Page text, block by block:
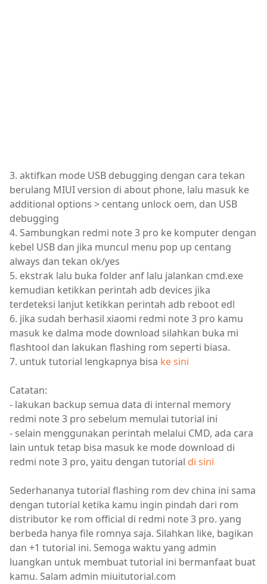
3. aktifkan mode USB debugging dengan cara tekan
berulang MIUI version di about phone, lalu masuk ke
additional options > centang unlock oem, dan USB
debugging
4. Sambungkan redmi note 3 pro ke komputer dengan
kebel USB dan jika muncul menu pop up centang
always dan tekan ok/yes
5. ekstrak lalu buka folder anf lalu jalankan cmd.exe
kemudian ketikkan perintah adb devices jika
terdeteksi lanjut ketikkan perintah adb reboot edl
6. jika sudah berhasil xiaomi redmi note 3 pro kamu
masuk ke dalma mode download silahkan buka mi
flashtool dan lakukan flashing rom seperti biasa.
7. untuk tutorial lengkapnya bisa ke sini
Catatan:
- lakukan backup semua data di internal memory
redmi note 3 pro sebelum memulai tutorial ini
- selain menggunakan perintah melalui CMD, ada cara
lain untuk tetap bisa masuk ke mode download di
redmi note 3 pro, yaitu dengan tutorial di sini
Sederhananya tutorial flashing rom dev china ini sama
dengan tutorial ketika kamu ingin pindah dari rom
distributor ke rom official di redmi note 3 pro. yang
berbeda hanya file romnya saja. Silahkan like, bagikan
dan +1 tutorial ini. Semoga waktu yang admin
luangkan untuk membuat tutorial ini bermanfaat buat
kamu. Salam admin miuitutorial.com